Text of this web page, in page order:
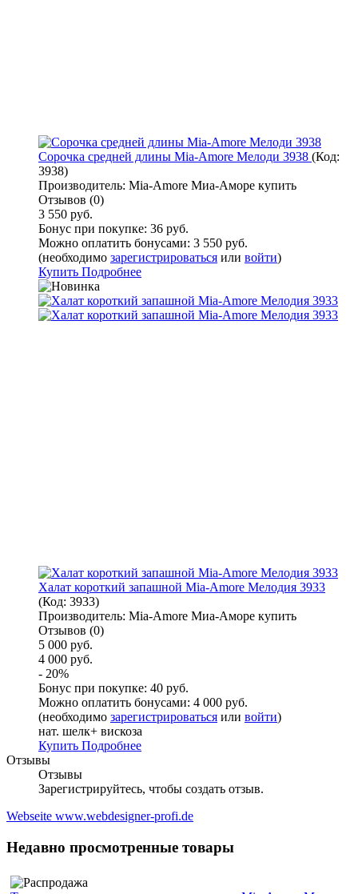
Сорочка средней длины Mia-Amore Мелоди 3938 (Код:
3938)
Производитель: Mia-Amore Миа-Аморе купить
Отзывов (0)
3 550 руб.
Бонус при покупке: 36 руб.
Можно оплатить бонусами: 3 550 руб.
(необходимо зарегистрироваться или войти)
Купить Подробнее
Халат короткий запашной Mia-Amore Мелодия 3933
(Код: 3933)
Производитель: Mia-Amore Миа-Аморе купить
Отзывов (0)
5 000 руб.
4 000 руб.
- 20%
Бонус при покупке: 40 руб.
Можно оплатить бонусами: 4 000 руб.
(необходимо зарегистрироваться или войти)
нат. шелк+ вискоза
Купить Подробнее
Отзывы
Отзывы
Зарегистрируйтесь, чтобы создать отзыв.
Webseite www.webdesigner-profi.de
Недавно просмотренные товары